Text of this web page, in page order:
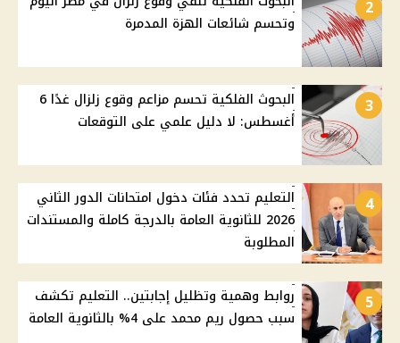
2
وتحسم شائعات الهزة المدمرة
3
البحوث الفلكية تحسم مزاعم وقوع زلزال غدًا 6
أغسطس: لا دليل علمي على التوقعات
4
التعليم تحدد فئات دخول امتحانات الدور الثاني
2026 للثانوية العامة بالدرجة كاملة والمستندات
المطلوبة
5
روابط وهمية وتظليل إجابتين.. التعليم تكشف
سبب حصول ريم محمد على 4% بالثانوية العامة